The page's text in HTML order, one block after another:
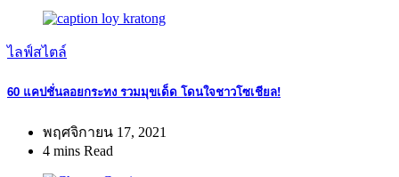
ไลฟ์สไตล์
60 แคปชั่นลอยกระทง รวมมุขเด็ด โดนใจชาวโซเชียล!
พฤศจิกายน 17, 2021
4 mins Read